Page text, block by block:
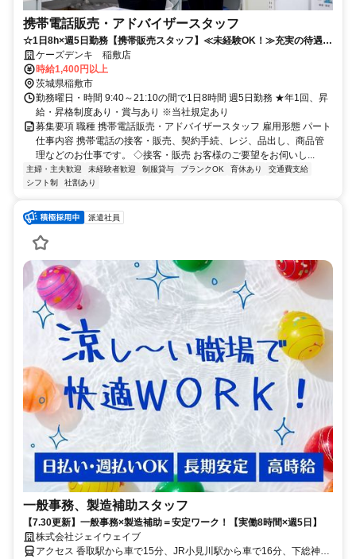
携帯電話販売・アドバイザースタッフ
☆1日8h×週5日勤務【携帯販売スタッフ】≪未経験OK！≫充実の待遇で
働きやすさ抜群◎
ケーズデンキ 稲敷店
時給1,400円以上
茨城県稲敷市
勤務曜日・時間 9:40～21:10の間で1日8時間 週5日勤務 ★年1回、昇
給・昇格制度あり・賞与あり ※当社規定あり
募集要項 職種 携帯電話販売・アドバイザースタッフ 雇用形態 パート
仕事内容 携帯電話の接客・販売、契約手続、レジ、品出し、商品管
理などのお仕事です。 ◇接客・販売 お客様のご要望をお伺いし...
主婦・主夫歓迎 未経験者歓迎 制服貸与 ブランクOK 育休あり
交通費支給
シフト制
社割あり
派遣社員
一般事務、製造補助スタッフ
【7.30更新】一般事務×製造補助＝安定ワーク！【実働8時間×週5日】
株式会社ジェイウェイブ
アクセス 香取駅から車で15分、JR小見川駅から車で16分、下総神崎